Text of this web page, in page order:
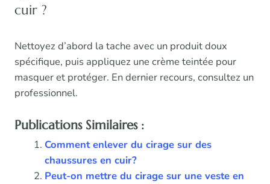
cuir ?
Nettoyez d’abord la tache avec un produit doux
spécifique, puis appliquez une crème teintée pour
masquer et protéger. En dernier recours, consultez un
professionnel.
Publications Similaires :
Comment enlever du cirage sur des
chaussures en cuir?
Peut-on mettre du cirage sur une veste en